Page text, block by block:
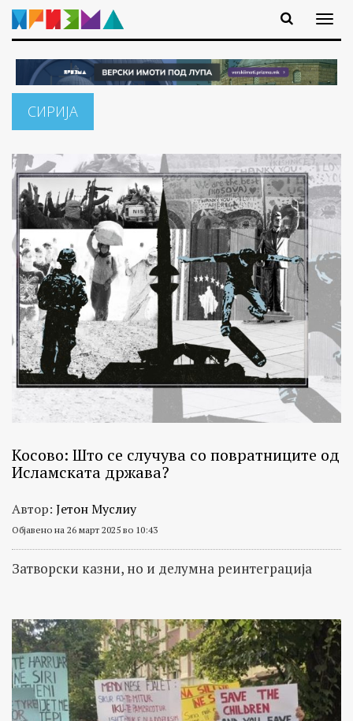
СИРИЈА
Косовo: Што се случува со повратниците од
Исламската држава?
Автор: Јетон Муслиу
Објавено на 26 март 2025 во 10:43
Затворски казни, но и делумна реинтеграција